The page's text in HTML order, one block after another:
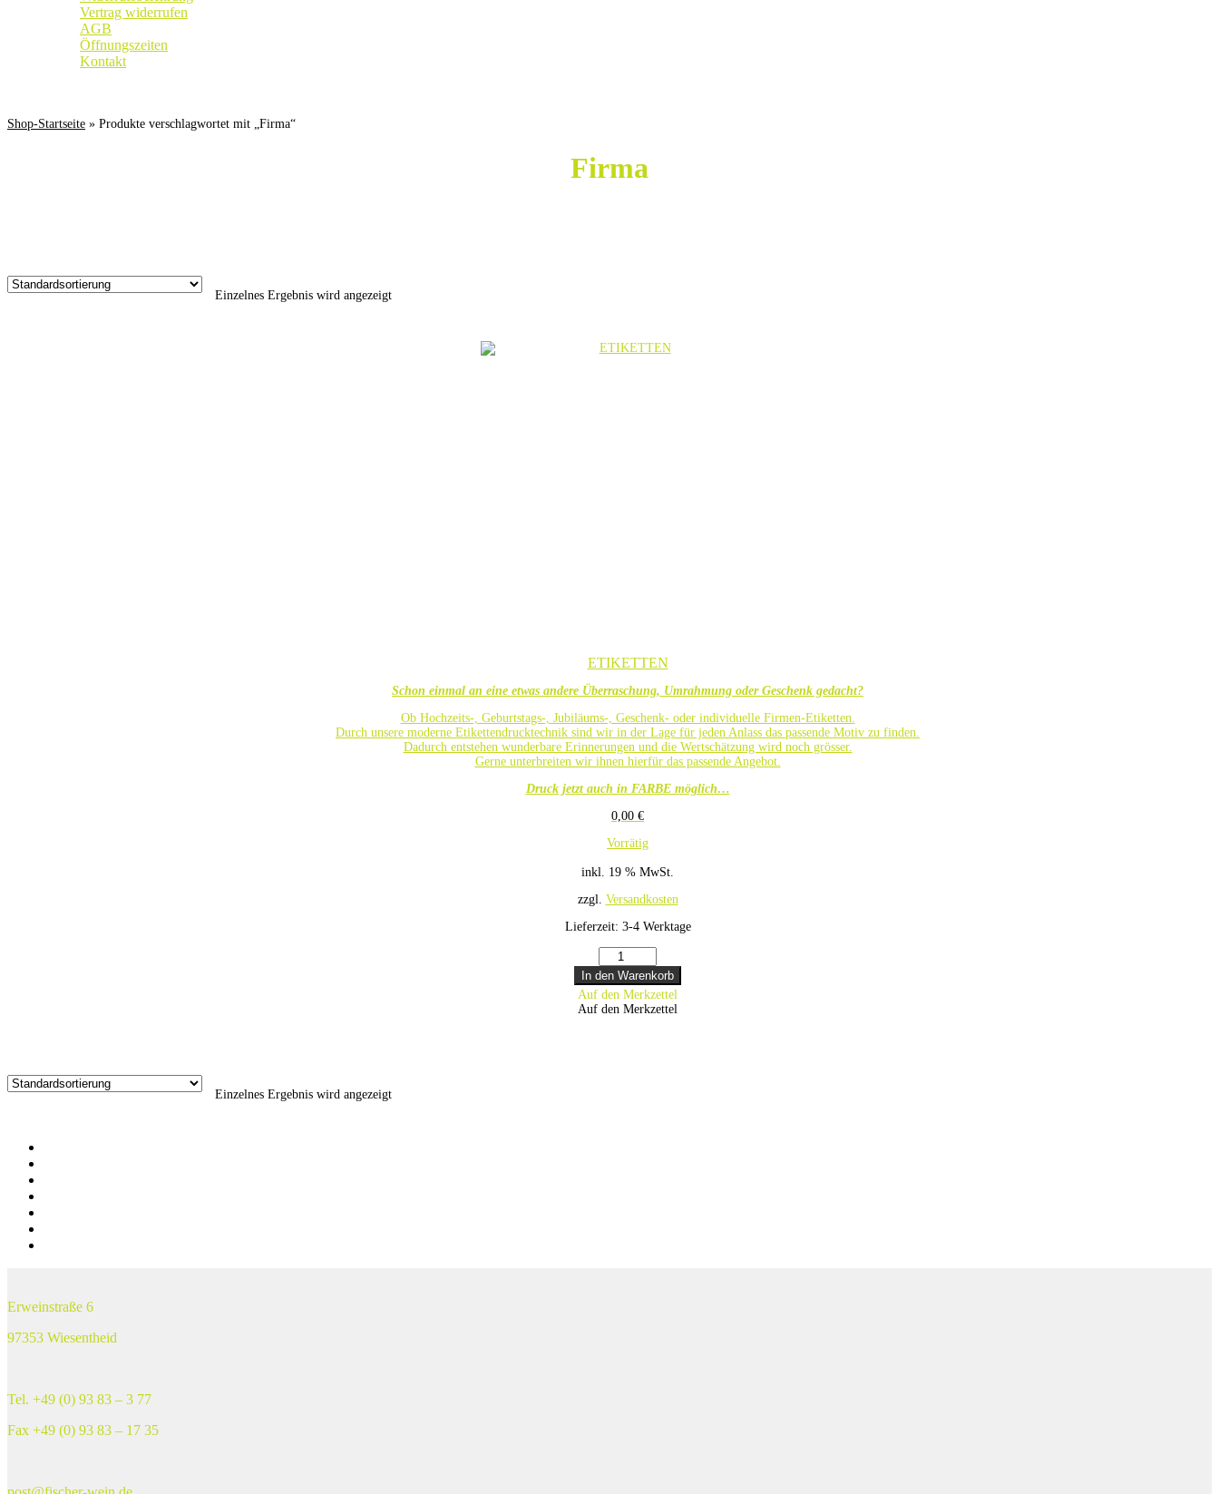
Vertrag widerrufen
AGB
Öffnungszeiten
Kontakt
Shop-Startseite » Produkte verschlagwortet mit „Firma“
Firma
Einzelnes Ergebnis wird angezeigt
ETIKETTEN
Schon einmal an eine etwas andere Überraschung, Umrahmung oder Geschenk gedacht?
Ob Hochzeits-, Geburtstags-, Jubiläums-, Geschenk- oder individuelle Firmen-Etiketten.
Durch unsere moderne Etikettendrucktechnik sind wir in der Lage für jeden Anlass das passende Motiv zu finden.
Dadurch entstehen wunderbare Erinnerungen und die Wertschätzung wird noch grösser.
Gerne unterbreiten wir ihnen hierfür das passende Angebot.
Druck jetzt auch in FARBE möglich…
0,00 €
Vorrätig
inkl. 19 % MwSt.
zzgl. Versandkosten
Lieferzeit: 3-4 Werktage
ETIKETTEN
Menge
In den Warenkorb
Auf den Merkzettel
Auf den Merkzettel
Einzelnes Ergebnis wird angezeigt
Erweinstraße 6
97353 Wiesentheid
Tel. +49 (0) 93 83 – 3 77
Fax +49 (0) 93 83 – 17 35